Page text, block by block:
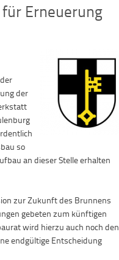
Erneuerung
der
so
an dieser Stelle erhalten
zur Zukunft des Brunnens
gebeten zum künftigen
wird hierzu auch noch den
endgültige Entscheidung